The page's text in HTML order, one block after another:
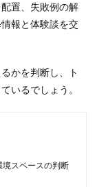
置、失敗例の解
報と体験談を交
かを判断し、ト
いるでしょう。
スペースの判断